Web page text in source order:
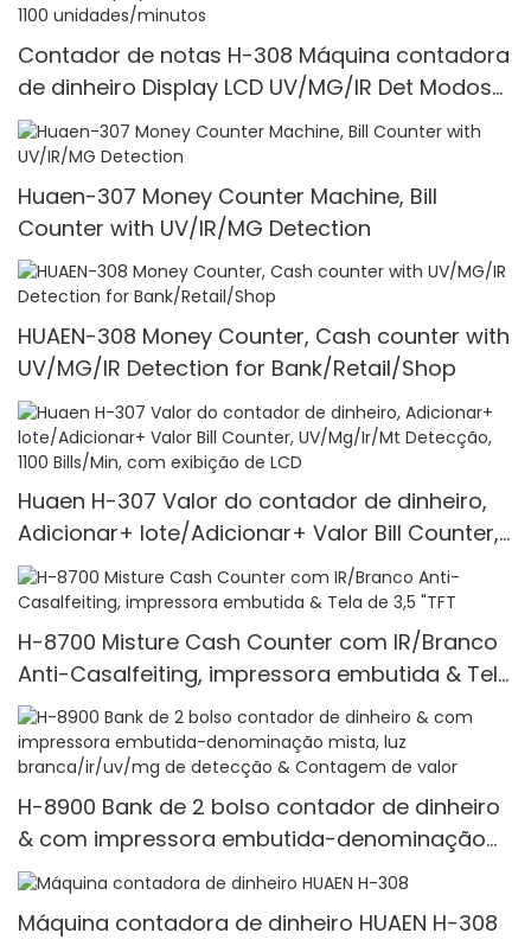
Contador de notas H-308 Máquina contadora
de dinheiro Display LCD UV/MG/IR Det Modos
multifuncionais 1100 unidades/minutos
Huaen-307 Money Counter Machine, Bill
Counter with UV/IR/MG Detection
HUAEN-308 Money Counter, Cash counter with
UV/MG/IR Detection for Bank/Retail/Shop
Huaen H-307 Valor do contador de dinheiro,
Adicionar+ lote/Adicionar+ Valor Bill Counter,
UV/Mg/Ir/Mt Detecção, 1100 Bills/Min, com
exibição de LCD
H-8700 Misture Cash Counter com IR/Branco
Anti-Casalfeiting, impressora embutida & Tela
de 3,5 "TFT
H-8900 Bank de 2 bolso contador de dinheiro
& com impressora embutida-denominação
mista, luz branca/ir/uv/mg de detecção &
Contagem de valor
Máquina contadora de dinheiro HUAEN H-308